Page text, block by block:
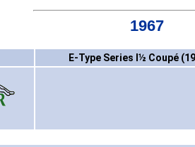
1967
E-Type Series I½ Coupé